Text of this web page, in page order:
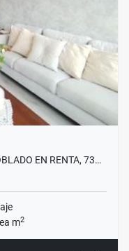
EN RENTA, 73…
m2